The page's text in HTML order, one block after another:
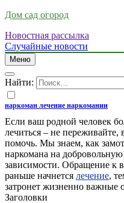
Дом сад огород
Новостная рассылка
Случайные новости
Меню
Найти:
наркоман лечение наркомании
Если ваш родной человек
лечиться – не
помочь. Мы знаем, как
наркомана на
зависимости. Обращение к
раньше начнется лечение,
затронет жизненно важные
Заголовки